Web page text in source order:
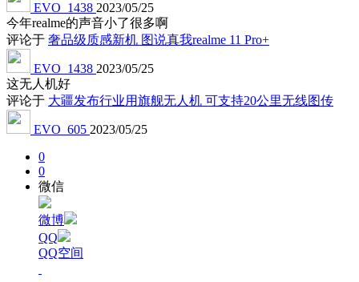
EVO_1438 2023/05/25
今年realme的声音小了很多啊
评论于 奢品级质感新机 图说真我realme 11 Pro+
EVO_1438 2023/05/25
这无人机好
评论于 大疆发布行业用旗舰无人机 可支持20公里无线图传
EVO_605 2023/05/25
0
0
微信
微博
QQ
QQ空间